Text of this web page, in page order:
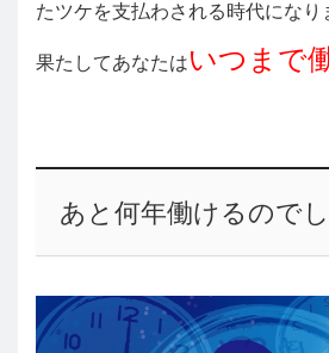
たツケを支払わされる時代になり
果たしてあなたはいつまで
あと何年働けるので